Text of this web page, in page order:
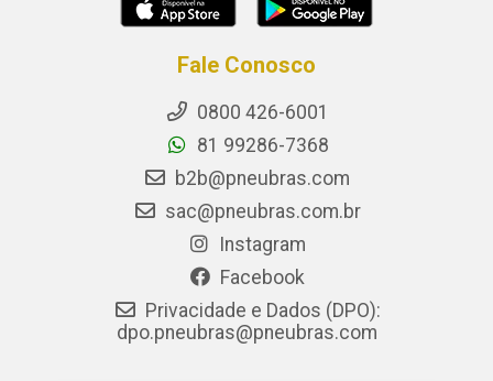
Fale Conosco
0800 426-6001
81 99286-7368
b2b@pneubras.com
sac@pneubras.com.br
Instagram
Facebook
Privacidade e Dados (DPO):
dpo.pneubras@pneubras.com